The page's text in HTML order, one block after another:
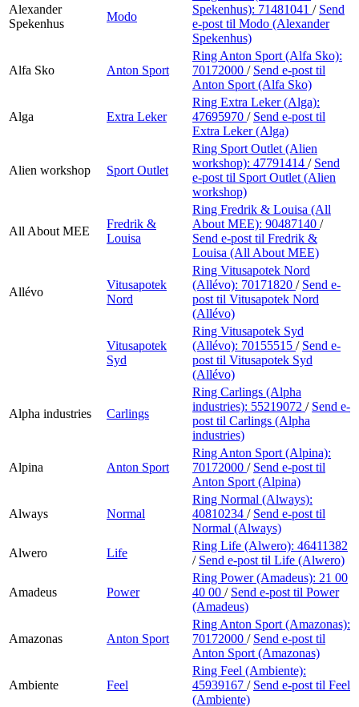
Alexander
Spekenhus
Modo
Spekenhus): 71481041 / Send
e-post til Modo (Alexander
Spekenhus)
Alfa Sko Anton Sport
Ring Anton Sport (Alfa Sko):
70172000 / Send e-post til
Anton Sport (Alfa Sko)
Alga Extra Leker
Ring Extra Leker (Alga):
47695970 / Send e-post til
Extra Leker (Alga)
Alien workshop Sport Outlet
Ring Sport Outlet (Alien
workshop): 47791414 / Send
e-post til Sport Outlet (Alien
workshop)
All About MEE
Fredrik &
Louisa
Ring Fredrik & Louisa (All
About MEE): 90487140 /
Send e-post til Fredrik &
Louisa (All About MEE)
Allévo
Vitusapotek
Nord
Ring Vitusapotek Nord
(Allévo): 70171820 / Send e-
post til Vitusapotek Nord
(Allévo)
Vitusapotek
Syd
Ring Vitusapotek Syd
(Allévo): 70155515 / Send e-
post til Vitusapotek Syd
(Allévo)
Alpha industries Carlings
Ring Carlings (Alpha
industries): 55219072 / Send e-
post til Carlings (Alpha
industries)
Alpina Anton Sport
Ring Anton Sport (Alpina):
70172000 / Send e-post til
Anton Sport (Alpina)
Always Normal
Ring Normal (Always):
40810234 / Send e-post til
Normal (Always)
Alwero
Life
Ring Life (Alwero): 46411382
/ Send e-post til Life (Alwero)
Amadeus Power
Ring Power (Amadeus): 21 00
40 00 / Send e-post til Power
(Amadeus)
Amazonas Anton Sport
Ring Anton Sport (Amazonas):
70172000 / Send e-post til
Anton Sport (Amazonas)
Ambiente Feel
Ring Feel (Ambiente):
45939167 / Send e-post til Feel
(Ambiente)